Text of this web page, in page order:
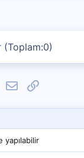
(Toplam:0)
E-postaLink
yapılabilir